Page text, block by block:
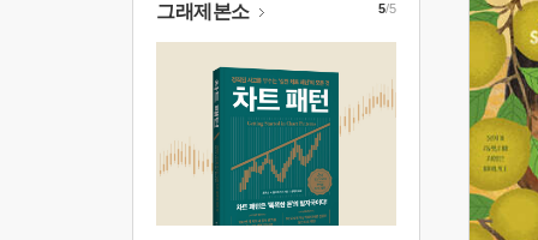
그래제본소 5/5